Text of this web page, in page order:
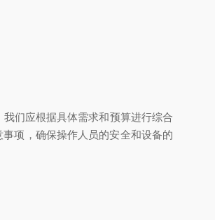
们应根据具体需求和预算进行综合
项，确保操作人员的安全和设备的